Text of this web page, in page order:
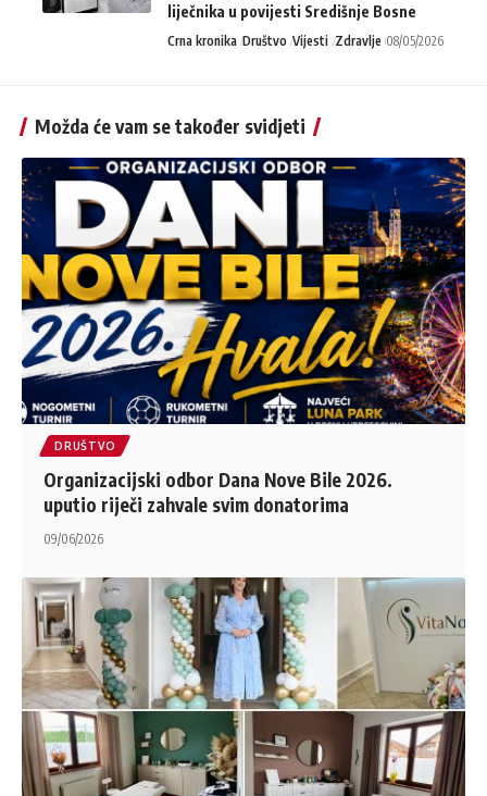
liječnika u povijesti Središnje Bosne
Crna kronika Društvo Vijesti Zdravlje 08/05/2026
Možda će vam se također svidjeti
DRUŠTVO
Organizacijski odbor Dana Nove Bile 2026.
uputio riječi zahvale svim donatorima
09/06/2026